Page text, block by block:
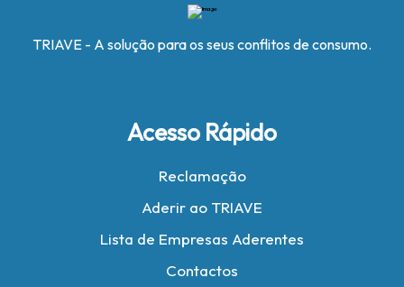
TRIAVE - A solução para os seus conflitos de consumo.
Acesso Rápido
Reclamação
Aderir ao TRIAVE
Lista de Empresas Aderentes
Contactos